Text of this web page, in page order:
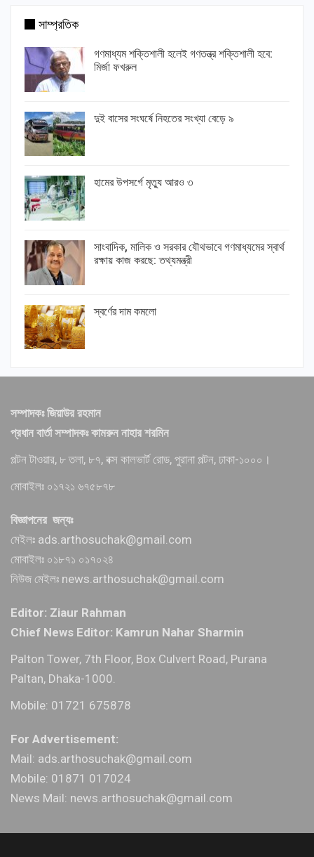
সাম্প্রতিক
গণমাধ্যম শক্তিশালী হলেই গণতন্ত্র শক্তিশালী হবে:
মির্জা ফখরুল
দুই বাসের সংঘর্ষে নিহতের সংখ্যা বেড়ে ৯
হামের উপসর্গে মৃত্যু আরও ৩
সাংবাদিক, মালিক ও সরকার যৌথভাবে গণমাধ্যমের স্বার্থ
রক্ষায় কাজ করছে: তথ্যমন্ত্রী
স্বর্ণের দাম কমলো
সম্পাদকঃ জিয়াউর রহমান
প্রধান বার্তা সম্পাদকঃ কামরুন নাহার শরমিন
পল্টন টাওয়ার, ৮ তলা, ৮৭, বক্স কালভার্ট রোড, পুরানা পল্টন, ঢাকা-১০০০।
মোবাইলঃ ০১৭২১ ৬৭৫৮৭৮
বিজ্ঞাপনের জন্যঃ
মেইলঃ ads.arthosuchak@gmail.com
মোবাইলঃ ০১৮৭১ ০১৭০২৪
নিউজ মেইলঃ news.arthosuchak@gmail.com
Editor: Ziaur Rahman
Chief News Editor: Kamrun Nahar Sharmin
Palton Tower, 7th Floor, Box Culvert Road, Purana
Paltan, Dhaka-1000.
Mobile: 01721 675878
For Advertisement:
Mail: ads.arthosuchak@gmail.com
Mobile: 01871 017024
News Mail: news.arthosuchak@gmail.com